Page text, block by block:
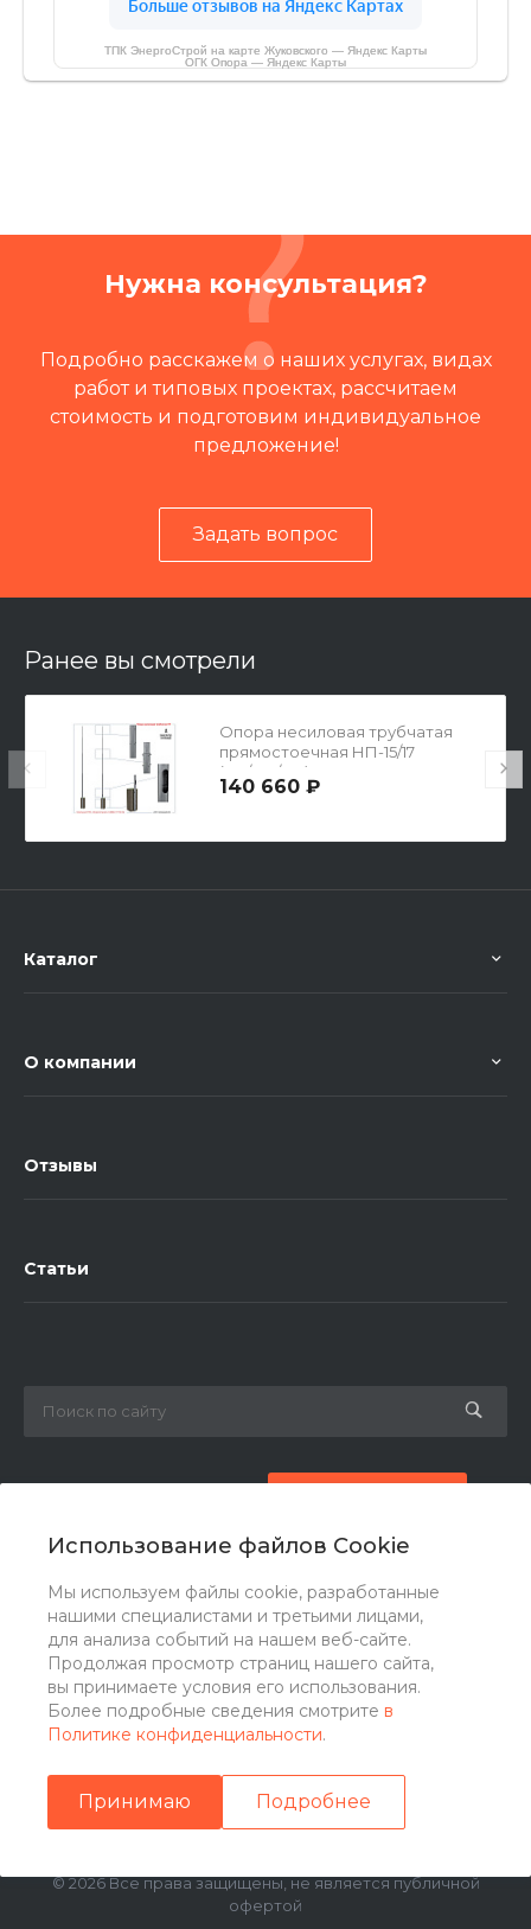
Использование файлов Cookie
Мы используем файлы cookie, разработанные
нашими специалистами и третьими лицами,
для анализа событий на нашем веб-сайте.
Продолжая просмотр страниц нашего сайта,
вы принимаете условия его использования.
Более подробные сведения смотрите в
Политике конфиденциальности.
Принимаю Подробнее
ТПК ЭнергоСтрой на карте Жуковского — Яндекс Карты
ОГК Опора — Яндекс Карты
Нужна консультация?
Подробно расскажем о наших услугах, видах
работ и типовых проектах, рассчитаем
стоимость и подготовим индивидуальное
предложение!
Задать вопрос
Ранее вы смотрели
Опора несиловая трубчатая
прямостоечная НП-15/17
(219/168/133)
140 660 ₽
Каталог
О компании
Отзывы
Статьи
zakaz@ogk-opora.ru
г. Москва, г. Москва, ул. 7-я Парковая, 24
© 2026 Все права защищены, не является публичной
офертой